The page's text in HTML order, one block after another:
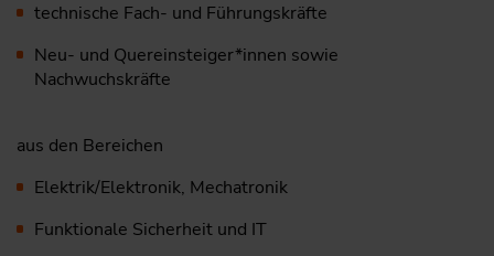
technische Fach- und Führungskräfte
Neu- und Quereinsteiger*innen sowie
Nachwuchskräfte
aus den Bereichen
Elektrik/Elektronik, Mechatronik
Funktionale Sicherheit und IT